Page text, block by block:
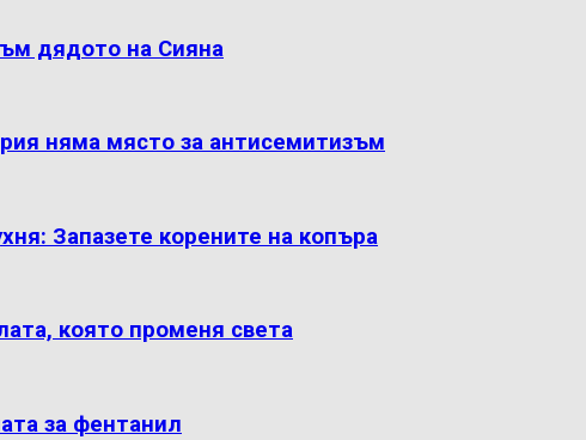
дядото на Сияна
няма място за антисемитизъм
Запазете корените на копъра
която променя света
за фентанил